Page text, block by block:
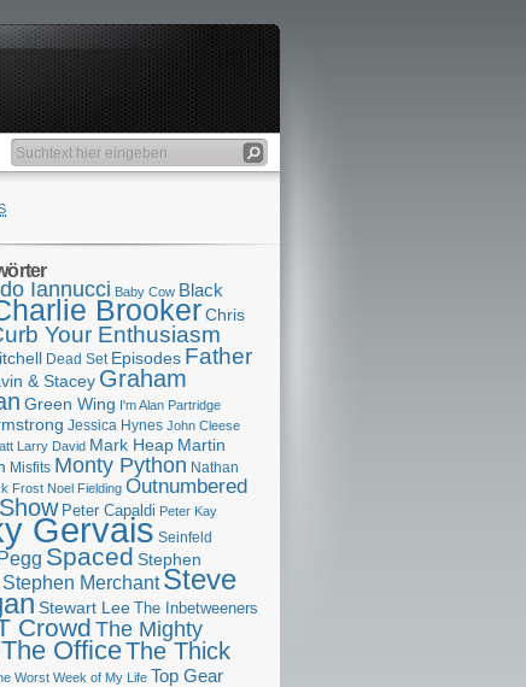
Iannucci Baby Cow Black
BrookerChris
Your Enthusiasm
Dead Set Episodes Father
& Stacey Graham
Green Wing I'm Alan Partridge
Jessica Hynes John Cleese
Larry David Mark Heap Martin
Misfits Monty Python Nathan
Frost Noel Fielding Outnumbered
Peter Capaldi Peter Kay
Gervais Seinfeld
Spaced Stephen
Stephen Merchant Steve
Stewart Lee The Inbetweeners
Crowd The Mighty
The OfficeThe Thick
Worst Week of My Life Top Gear